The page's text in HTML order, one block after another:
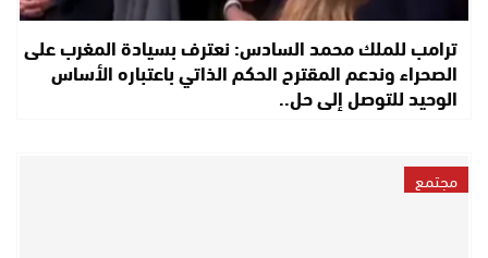
ترامب للملك محمد السادس: نعترف بسيادة المغرب على
الصحراء وندعم المقترح الحكم الذاتي باعتباره الأساس
الوحيد للتوصل إلى حل..
مجتمع